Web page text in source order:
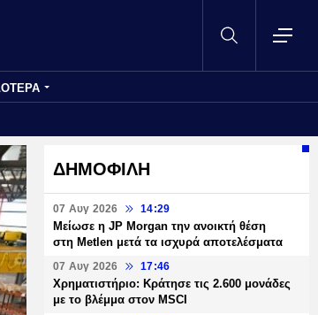
ΔΗΜΟΦΙΛΗ
07 Αυγ 2026 14:29
Μείωσε η JP Morgan την ανοικτή θέση
στη Metlen μετά τα ισχυρά αποτελέσματα
07 Αυγ 2026 17:46
Χρηματιστήριο: Κράτησε τις 2.600 μονάδες
με το βλέμμα στον MSCI